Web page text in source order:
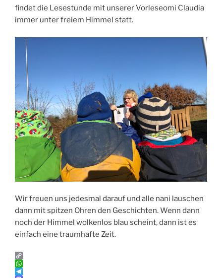
findet die Lesestunde mit unserer Vorleseomi Claudia
immer unter freiem Himmel statt.
Wir freuen uns jedesmal darauf und alle nani lauschen
dann mit spitzen Ohren den Geschichten. Wenn dann
noch der Himmel wolkenlos blau scheint, dann ist es
einfach eine traumhafte Zeit.
C
o
W